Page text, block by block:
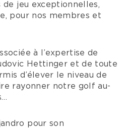
de jeu exceptionnelles,
pour nos membres et
à l’expertise de
Hettinger et de toute
d’élever le niveau de
rayonner notre golf au-
pour son